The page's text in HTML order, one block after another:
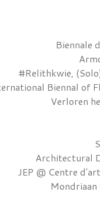
Biennale
#Relithkwie,
Biennal of
Verloren
Architectural
JEP @ Centre
Mondriaan